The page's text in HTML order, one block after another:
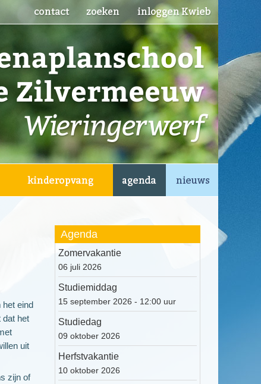
het eind
dat het
uit
zijn of
Agenda
Zomervakantie
06 juli 2026
Studiemiddag
15 september 2026 - 12:00 uur
Studiedag
09 oktober 2026
Herfstvakantie
10 oktober 2026